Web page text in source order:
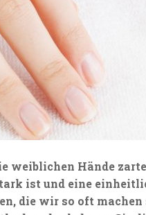
weiblichen Hände
ist und eine
die wir so oft